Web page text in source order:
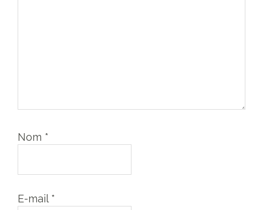
Nom *
E-mail *